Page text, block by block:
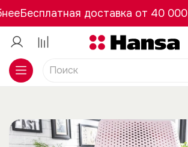
Бесплатная доставка от 40 000